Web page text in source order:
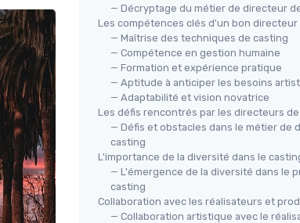
— Décryptage du métier de directeur
Les compétences clés d'un bon directeur
— Maîtrise des techniques de casting
— Compétence en gestion humaine
— Formation et expérience pratique
— Aptitude à anticiper les besoins
— Adaptabilité et vision novatrice
Les défis rencontrés par les directeurs
— Défis et obstacles dans le métier de
casting
L'importance de la diversité dans le
— L'émergence de la diversité dans le
casting
Collaboration avec les réalisateurs et
— Collaboration artistique avec le